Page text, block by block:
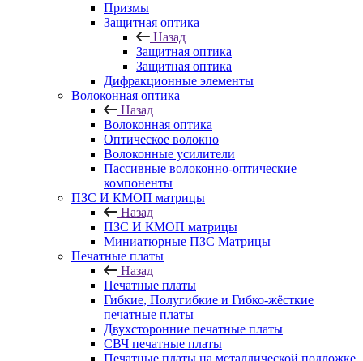
Призмы
Защитная оптика
Назад
Защитная оптика
Защитная оптика
Дифракционные элементы
Волоконная оптика
Назад
Волоконная оптика
Оптическое волокно
Волоконные усилители
Пассивные волоконно-оптические
компоненты
ПЗС И КМОП матрицы
Назад
ПЗС И КМОП матрицы
Миниатюрные ПЗС Матрицы
Печатные платы
Назад
Печатные платы
Гибкие, Полугибкие и Гибко-жёсткие
печатные платы
Двухсторонние печатные платы
СВЧ печатные платы
Печатные платы на металлической подложке